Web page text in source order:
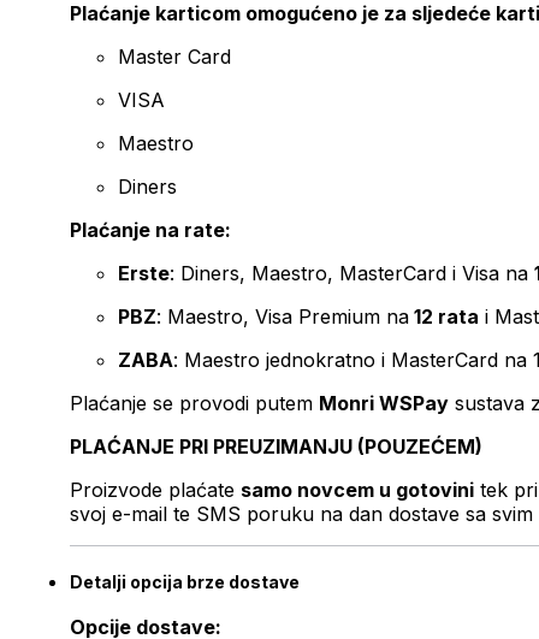
Plaćanje karticom omogućeno je za sljedeće
Master Card
VISA
Maestro
Diners
Plaćanje na rate:
Erste: Diners, Maestro, MasterCard i Visa na
PBZ: Maestro, Visa Premium na 12 rata i
ZABA: Maestro jednokratno i MasterCard na
Plaćanje se provodi putem Monri WSPay sustava
PLAĆANJE PRI PREUZIMANJU (POUZEĆEM)
Proizvode plaćate samo novcem u gotovini tek
svoj e-mail te SMS poruku na dan dostave sa svim
Detalji opcija brze dostave
Opcije dostave: